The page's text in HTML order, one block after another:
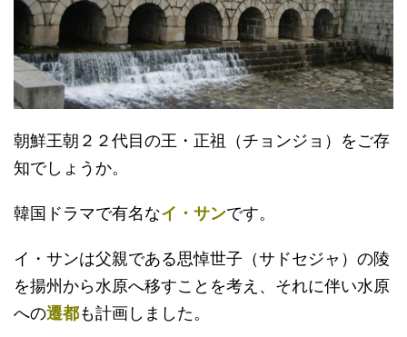
朝鮮王朝２２代目の王・正祖（チョンジョ）をご存
知でしょうか。
韓国ドラマで有名なイ・サンです。
イ・サンは父親である思悼世子（サドセジャ）の陵
を揚州から水原へ移すことを考え、それに伴い水原
への遷都も計画しました。